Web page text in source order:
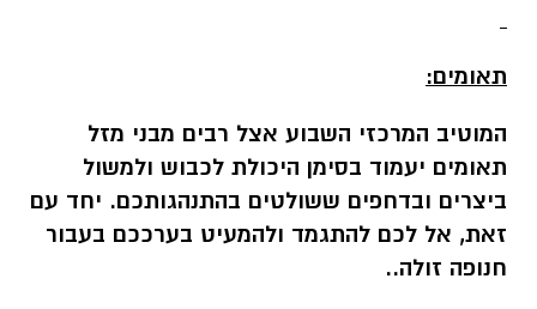
תאומים:
המוטיב המרכזי השבוע אצל רבים מבני מזל
תאומים יעמוד בסימן היכולת לכבוש ולמשול
ביצרים ובדחפים ששולטים בהתנהגותכם. יחד עם
זאת, אל לכם להתגמד ולהמעיט בערככם בעבור
חנופה זולה..